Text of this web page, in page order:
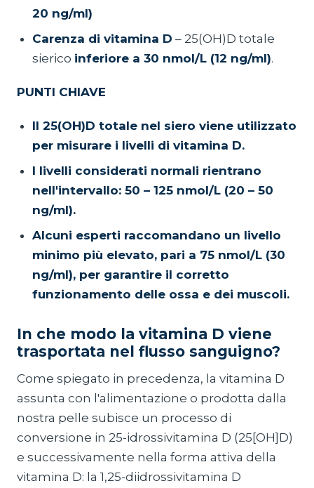
20 ng/ml)
Carenza di vitamina D – 25(OH)D totale
sierico inferiore a 30 nmol/L (12 ng/ml).
PUNTI CHIAVE
Il 25(OH)D totale nel siero viene utilizzato
per misurare i livelli di vitamina D.
I livelli considerati normali rientrano
nell'intervallo: 50 – 125 nmol/L (20 – 50
ng/ml).
Alcuni esperti raccomandano un livello
minimo più elevato, pari a 75 nmol/L (30
ng/ml), per garantire il corretto
funzionamento delle ossa e dei muscoli.
In che modo la vitamina D viene
trasportata nel flusso sanguigno?
Come spiegato in precedenza, la vitamina D
assunta con l'alimentazione o prodotta dalla
nostra pelle subisce un processo di
conversione in 25-idrossivitamina D (25[OH]D)
e successivamente nella forma attiva della
vitamina D: la 1,25-diidrossivitamina D